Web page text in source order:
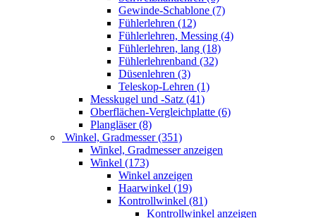
Gewinde-Schablone (7)
Fühlerlehren (12)
Fühlerlehren, Messing (4)
Fühlerlehren, lang (18)
Fühlerlehrenband (32)
Düsenlehren (3)
Teleskop-Lehren (1)
Messkugel und -Satz (41)
Oberflächen-Vergleichplatte (6)
Plangläser (8)
Winkel, Gradmesser (351)
Winkel, Gradmesser anzeigen
Winkel (173)
Winkel anzeigen
Haarwinkel (19)
Kontrollwinkel (81)
Kontrollwinkel anzeigen